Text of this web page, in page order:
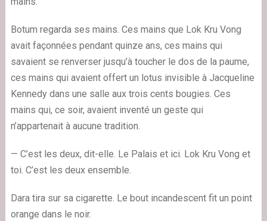
Botum regarda ses mains. Ces mains que Lok Kru Vong
avait façonnées pendant quinze ans, ces mains qui
savaient se renverser jusqu’à toucher le dos de la paume,
ces mains qui avaient offert un lotus invisible à Jacqueline
Kennedy dans une salle aux trois cents bougies. Ces
mains qui, ce soir, avaient inventé un geste qui
n’appartenait à aucune tradition.
— C’est les deux, dit-elle. Le Palais et ici. Lok Kru Vong et
toi. C’est les deux ensemble.
Dara tira sur sa cigarette. Le bout incandescent fit un point
orange dans le noir.